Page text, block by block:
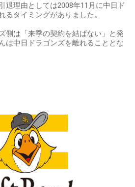
退理由としては2008年11月に中日ド
るタイミングがありました。
側は「来季の契約を結ばない」と発
は中日ドラゴンズを離れることとな